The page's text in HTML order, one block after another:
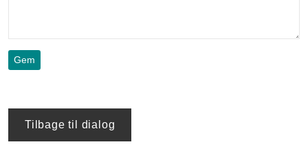
Tilbage til dialog